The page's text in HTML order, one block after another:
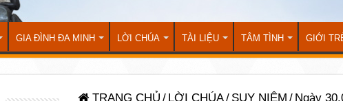
GIA ĐÌNH ĐA MINH LỜI CHÚA TÀI LIỆU TÂM TÌNH GIỚI
TRANG CHỦ / LỜI CHÚA/ SUY NIỆM / Ngày